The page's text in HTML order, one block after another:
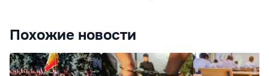
Похожие новости